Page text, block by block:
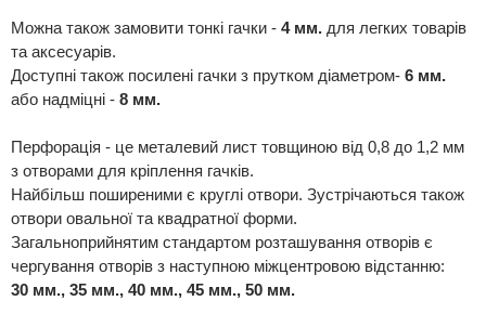
Можна також замовити тонкі гачки - 4 мм. для легких товарів
та аксесуарів.
Доступні також посилені гачки з прутком діаметром- 6 мм.
або надміцні - 8 мм.
Перфорація - це металевий лист товщиною від 0,8 до 1,2 мм
з отворами для кріплення гачків.
Найбільш поширеними є круглі отвори. Зустрічаються також
отвори овальної та квадратної форми.
Загальноприйнятим стандартом розташування отворів є
чергування отворів з наступною міжцентровою відстанню:
30 мм., 35 мм., 40 мм., 45 мм., 50 мм.